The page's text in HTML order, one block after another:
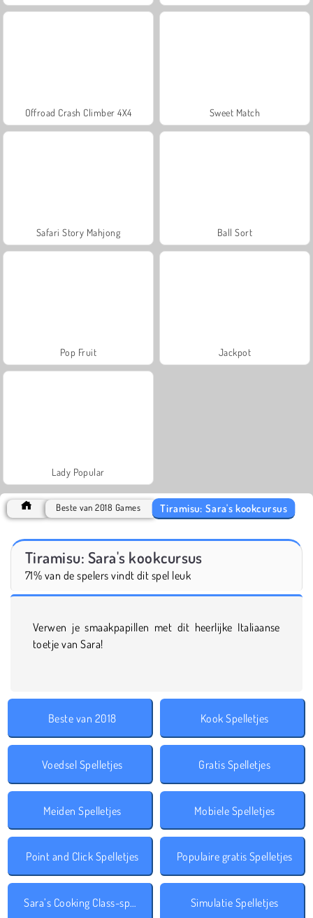
Offroad Crash Climber 4X4 Sweet Match
Safari Story Mahjong Ball Sort
Pop Fruit Jackpot
Lady Popular
Beste van 2018 Games Tiramisu: Sara's kookcursus
Tiramisu: Sara's kookcursus
71% van de spelers vindt dit spel leuk
Verwen je smaakpapillen met dit heerlijke Italiaanse
toetje van Sara!
Beste van 2018 Kook Spelletjes
Voedsel Spelletjes Gratis Spelletjes
Meiden Spelletjes Mobiele Spelletjes
Point and Click Spelletjes Populaire gratis Spelletjes
Sara’s Cooking Class-spelletjes Simulatie Spelletjes